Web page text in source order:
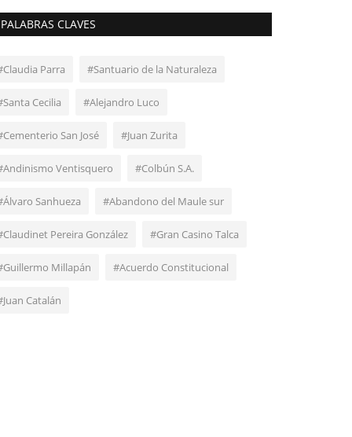
PALABRAS CLAVES
Parra #Santuario de la Naturaleza
Cecilia #Alejandro Luco
San José #Juan Zurita
Ventisquero #Colbún S.A.
Sanhueza #Abandono del Maule sur
Pereira González #Gran Casino Talca
Millapán #Acuerdo Constitucional
Catalán